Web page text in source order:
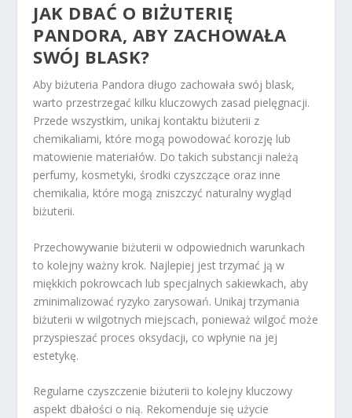
JAK DBAĆ O BIŻUTERIĘ
PANDORA, ABY ZACHOWAŁA
SWÓJ BLASK?
Aby biżuteria Pandora długo zachowała swój blask,
warto przestrzegać kilku kluczowych zasad pielęgnacji.
Przede wszystkim, unikaj kontaktu biżuterii z
chemikaliami, które mogą powodować korozję lub
matowienie materiałów. Do takich substancji należą
perfumy, kosmetyki, środki czyszczące oraz inne
chemikalia, które mogą zniszczyć naturalny wygląd
biżuterii.
Przechowywanie biżuterii w odpowiednich warunkach
to kolejny ważny krok. Najlepiej jest trzymać ją w
miękkich pokrowcach lub specjalnych sakiewkach, aby
zminimalizować ryzyko zarysowań. Unikaj trzymania
biżuterii w wilgotnych miejscach, ponieważ wilgoć może
przyspieszać proces oksydacji, co wpłynie na jej
estetykę.
Regularne czyszczenie biżuterii to kolejny kluczowy
aspekt dbałości o nią. Rekomenduje się użycie